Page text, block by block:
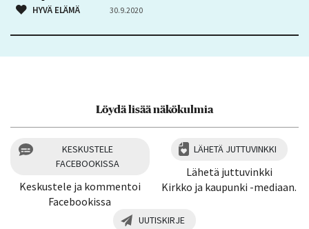
HYVÄ ELÄMÄ 30.9.2020
Löydä lisää näkökulmia
KESKUSTELE
FACEBOOKISSA
Keskustele ja kommentoi
Facebookissa
LÄHETÄ JUTTUVINKKI
Lähetä juttuvinkki
Kirkko ja kaupunki -mediaan.
UUTISKIRJE